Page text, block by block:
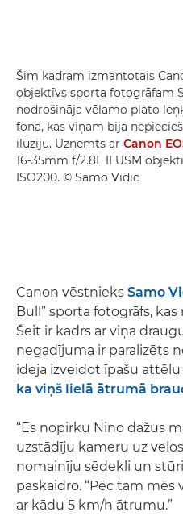
Šim kadram izmantotais
objektīvs sporta fotogrāfam
nodrošināja vēlamo plato
fona, kas viņam bija
ilūziju. Uzņemts ar Canon
16-35mm f/2.8L II USM
ISO200. © Samo Vidic
Canon vēstnieks Samo
Bull” sporta fotogrāfs,
Šeit ir kadrs ar viņa
negadījuma ir paralizēts
ideja izveidot īpašu attēlu
ka viņš lielā ātrumā
“Es nopirku Nino dažus
uzstādīju kameru uz
nomainīju sēdekli un
paskaidro. “Pēc tam
ar kādu 5 km/h ātrumu.”